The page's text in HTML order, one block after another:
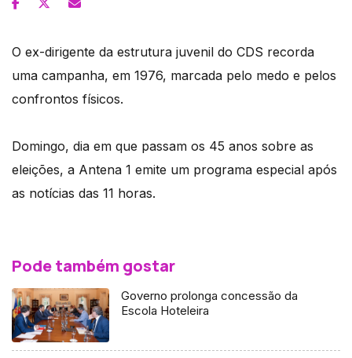
O ex-dirigente da estrutura juvenil do CDS recorda
uma campanha, em 1976, marcada pelo medo e pelos
confrontos físicos.
Domingo, dia em que passam os 45 anos sobre as
eleições, a Antena 1 emite um programa especial após
as notícias das 11 horas.
Pode também gostar
Governo prolonga concessão da
Escola Hoteleira